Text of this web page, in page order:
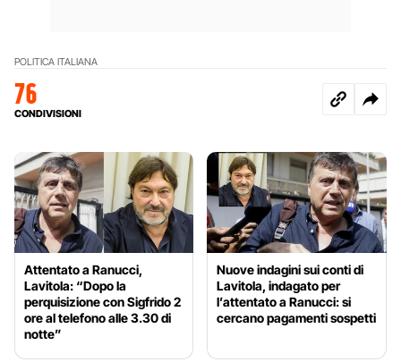
POLITICA ITALIANA
76
CONDIVISIONI
Attentato a Ranucci,
Lavitola: “Dopo la
perquisizione con Sigfrido 2
ore al telefono alle 3.30 di
notte”
Nuove indagini sui conti di
Lavitola, indagato per
l’attentato a Ranucci: si
cercano pagamenti sospetti